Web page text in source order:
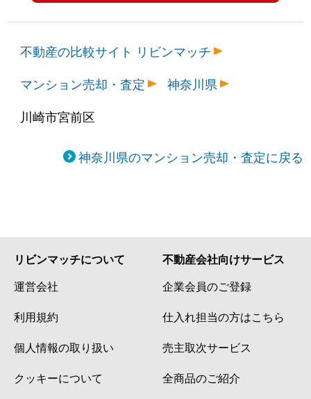
不動産の比較サイト リビンマッチ
マンション売却・査定
神奈川県
川崎市宮前区
神奈川県のマンション売却・査定に戻る
リビンマッチについて
運営会社
利用規約
個人情報の取り扱い
クッキーについて
不動産会社向けサービス
企業会員のご登録
仕入れ担当の方はこちら
売主取次サービス
全商品のご紹介